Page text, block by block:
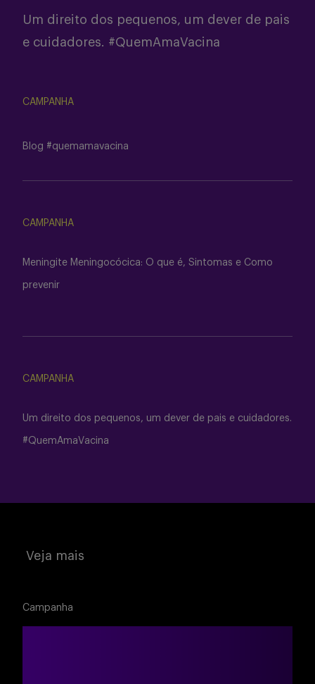
Um direito dos pequenos, um dever de pais
e cuidadores. #QuemAmaVacina
CAMPANHA
Blog #quemamavacina
CAMPANHA
Meningite Meningocócica: O que é, Sintomas e Como
prevenir
CAMPANHA
Um direito dos pequenos, um dever de pais e cuidadores.
#QuemAmaVacina
Veja mais
Campanha